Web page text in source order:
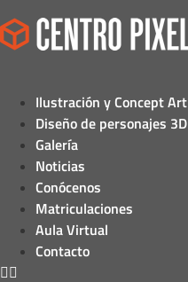
Ilustración y Concept Art
Diseño de personajes 3D
Galería
Noticias
Conócenos
Matriculaciones
Aula Virtual
Contacto